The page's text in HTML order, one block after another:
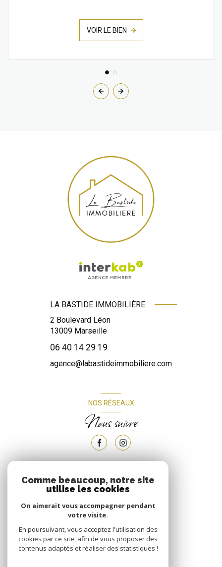
VOIR LE BIEN
LA BASTIDE IMMOBILIÈRE
2 Boulevard Léon
13009 Marseille
06 40 14 29 19
agence@labastideimmobiliere.com
NOS RÉSEAUX
Nous suivre
ADHÉRENTS
Nous adhérons
Comme beaucoup, notre site
utilise les cookies
On aimerait vous accompagner pendant
votre visite.
En poursuivant, vous acceptez l'utilisation des
cookies par ce site, afin de vous proposer des
contenus adaptés et réaliser des statistiques !